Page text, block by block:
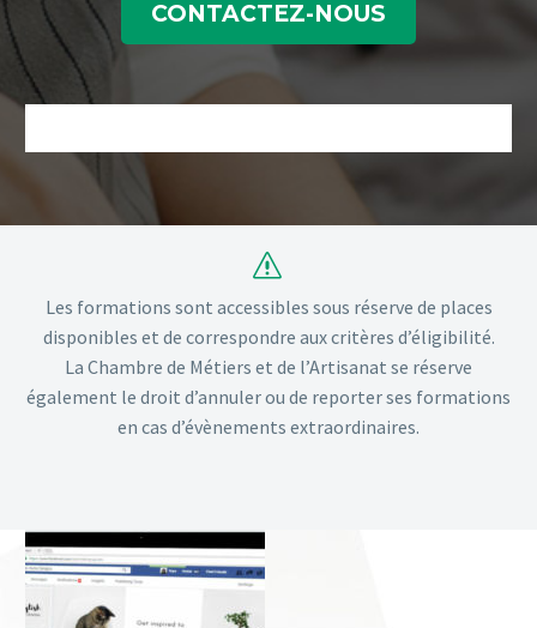
CONTACTEZ-NOUS
s
s
Les formations sont accessibles sous réserve de places
disponibles et de correspondre aux critères d’éligibilité.
La Chambre de Métiers et de l’Artisanat se réserve
également le droit d’annuler ou de reporter ses formations
en cas d’évènements extraordinaires.